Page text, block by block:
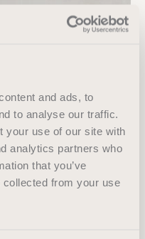
and ads, to
to analyse our traffic.
your use of our site with
analytics partners who
that you’ve
collected from your use